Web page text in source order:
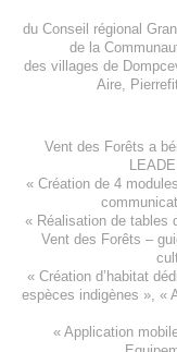
du Conseil régional
de la
des villages de
Aire,
Vent des Forêts a
« Création de 4
« Réalisation de tables
Vent des Forêts –
« Création d’habitat
espèces indigènes », «
« Application